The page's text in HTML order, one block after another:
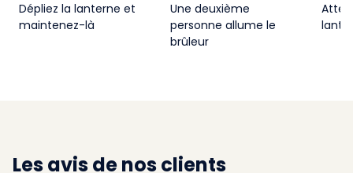
Dépliez la lanterne et
maintenez-là
Une deuxième
personne allume le
brûleur
Les avis de nos clients